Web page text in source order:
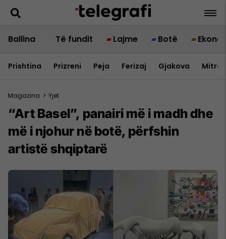
Ballina Të fundit Lajme Botë
Prishtina Prizreni Peja Ferizaj Gjakova
Magazina > Yjet
“Art Basel”, panairi më i madh dhe
më i njohur në botë, përfshin
artistë shqiptarë